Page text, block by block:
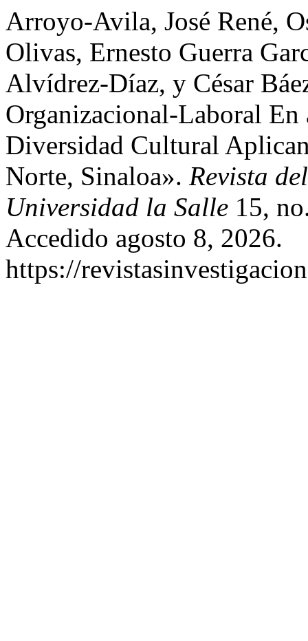
Arroyo-Avila, José René,
Olivas, Ernesto Guerra
Alvídrez-Díaz, y César
Organizacional-Laboral
Diversidad Cultural
Norte, Sinaloa». Revista
Universidad la Salle 15,
Accedido agosto 8, 2026.
https://